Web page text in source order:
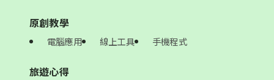
原創教學
電腦應用 線上工具 手機程式
旅遊心得